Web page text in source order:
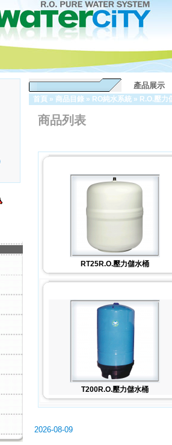
產品展示
首頁 » 商品目錄 » RO純水系統 » R.O.壓力
商品列表
RT25R.O.壓力儲水桶
T200R.O.壓力儲水桶
2026-08-09